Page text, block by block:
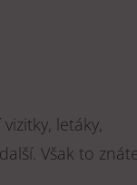
letáky,
Však to